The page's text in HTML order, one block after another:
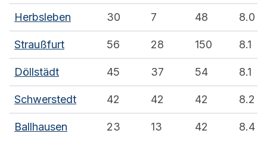
Herbsleben 30 7 48 8.0
Straußfurt 56 28 150 8.1
Döllstädt 45 37 54 8.1
Schwerstedt 42 42 42 8.2
Ballhausen 23 13 42 8.4